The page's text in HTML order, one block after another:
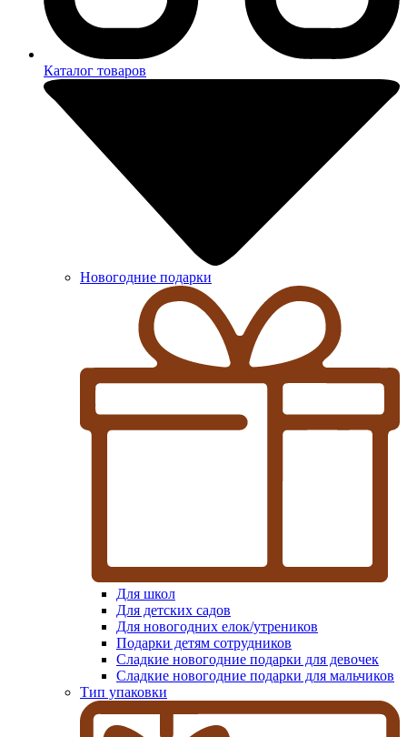
Каталог товаров
Новогодние подарки
Для школ
Для детских садов
Для новогодних елок/утреников
Подарки детям сотрудников
Сладкие новогодние подарки для девочек
Сладкие новогодние подарки для мальчиков
Тип упаковки